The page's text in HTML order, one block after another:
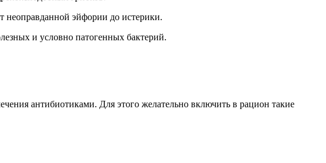
неоправданной эйфории до истерики.
и условно патогенных бактерий.
антибиотиками. Для этого желательно включить в рацион такие